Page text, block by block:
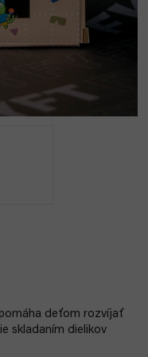
deťom rozvíjať
skladaním dielikov